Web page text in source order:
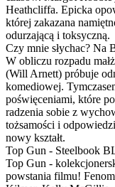
Heathcliffa. Epicka
której zakazana
odurzającą i toksyczną.
Czy mnie słychac?
W obliczu rozpadu
(Will Arnett) próbuje
komediowej.
poświęceniami, które
radzenia sobie z
tożsamości i
nowy kształt.
Top Gun - Steelbook
Top Gun -
powstania filmu!